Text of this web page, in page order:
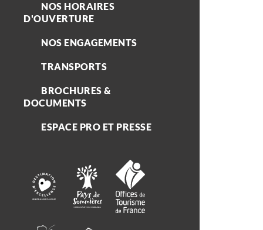
NOS HORAIRES
D'OUVERTURE
NOS ENGAGEMENTS
TRANSPORTS
BROCHURES &
DOCUMENTS
ESPACE PRO ET PRESSE